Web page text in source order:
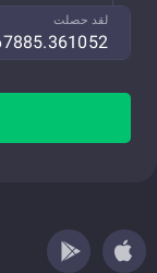
لقد حصلت